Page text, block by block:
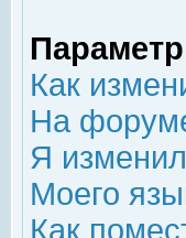
Как
На
Я
Моего
Как